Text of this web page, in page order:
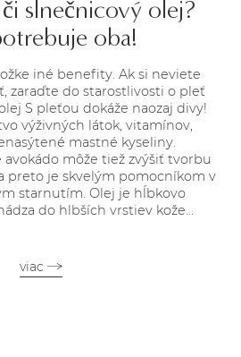
slnečnicový olej?
oba!
iné benefity. Ak si neviete
zaraďte do starostlivosti o pleť
S pleťou dokáže naozaj divy!
výživných látok, vitamínov,
mastné kyseliny.
avokádo môže tiež zvýšiť tvorbu
preto je skvelým pomocníkom v
starnutím. Olej je hĺbkovo
do hlbších vrstiev kože...
viac